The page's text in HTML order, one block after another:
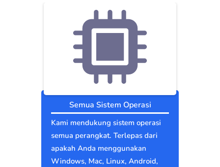
Semua Sistem Operasi
Kami mendukung sistem operasi
semua perangkat. Terlepas dari
apakah Anda menggunakan
Windows, Mac, Linux, Android,